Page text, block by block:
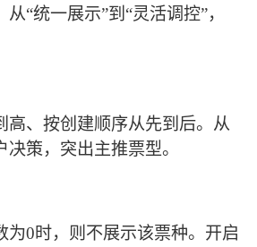
“统一展示”到“灵活调控”，
高、按创建顺序从先到后。从
策，突出主推票型。
为0时，则不展示该票种。开启